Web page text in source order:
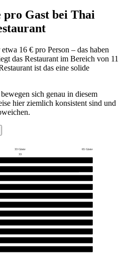
pro Gast bei Thai
16 € pro Person – das haben
das Restaurant im Bereich von 11
ist das eine solide
sich genau in diesem
hier ziemlich konsistent sind und
33 Gäste
65 Gäste
33